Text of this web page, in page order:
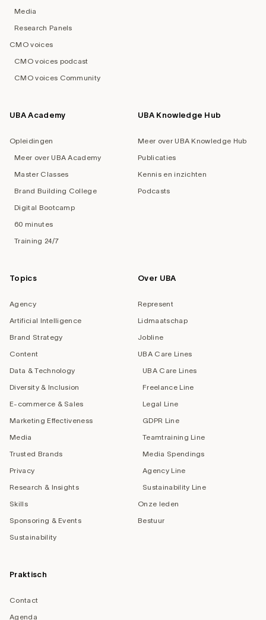
Media
Research Panels
CMO voices
CMO voices podcast
CMO voices Community
UBA Academy
Opleidingen
Meer over UBA Academy
Master Classes
Brand Building College
Digital Bootcamp
60 minutes
Training 24/7
UBA Knowledge Hub
Meer over UBA Knowledge Hub
Publicaties
Kennis en inzichten
Podcasts
Topics
Agency
Artificial Intelligence
Brand Strategy
Content
Data & Technology
Diversity & Inclusion
E-commerce & Sales
Marketing Effectiveness
Media
Trusted Brands
Privacy
Research & Insights
Skills
Sponsoring & Events
Sustainability
Over UBA
Represent
Lidmaatschap
Jobline
UBA Care Lines
UBA Care Lines
Freelance Line
Legal Line
GDPR Line
Teamtraining Line
Media Spendings
Agency Line
Sustainability Line
Onze leden
Bestuur
Praktisch
Contact
Agenda